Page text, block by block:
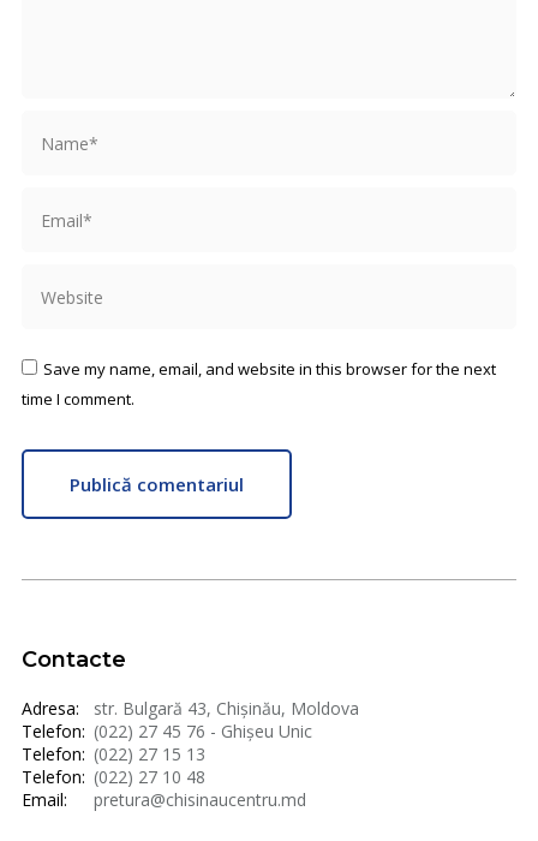
Save my name, email, and website in this browser for the next
time I comment.
Publică comentariul
Contacte
Adresa:
str. Bulgară 43, Chișinău, Moldova
Telefon: (022) 27 45 76 - Ghișeu Unic
Telefon: (022) 27 15 13
Telefon: (022) 27 10 48
Email:
pretura@chisinaucentru.md